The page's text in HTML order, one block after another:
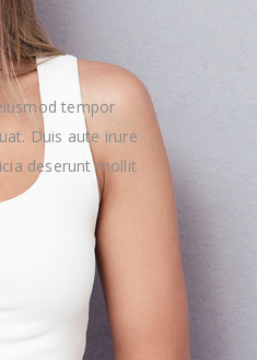
tempor
Duis aute irure
deserunt mollit